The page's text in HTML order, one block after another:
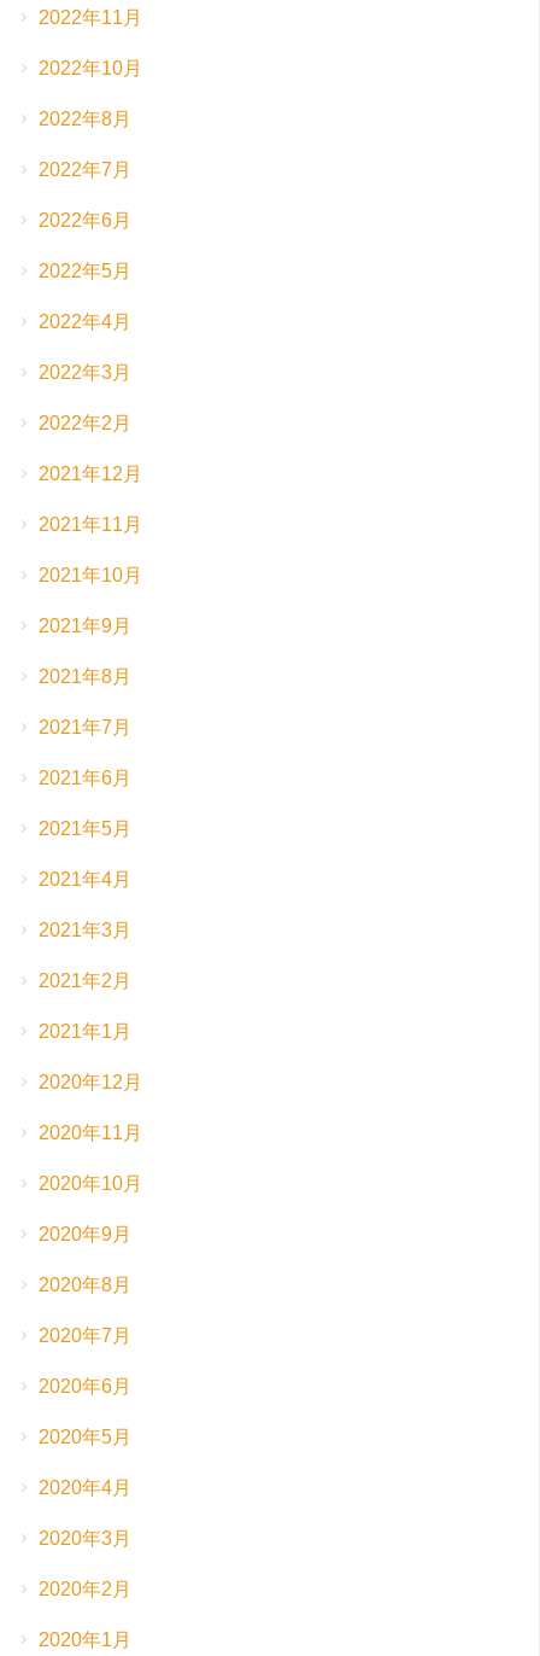
2022年11月
2022年10月
2022年8月
2022年7月
2022年6月
2022年5月
2022年4月
2022年3月
2022年2月
2021年12月
2021年11月
2021年10月
2021年9月
2021年8月
2021年7月
2021年6月
2021年5月
2021年4月
2021年3月
2021年2月
2021年1月
2020年12月
2020年11月
2020年10月
2020年9月
2020年8月
2020年7月
2020年6月
2020年5月
2020年4月
2020年3月
2020年2月
2020年1月